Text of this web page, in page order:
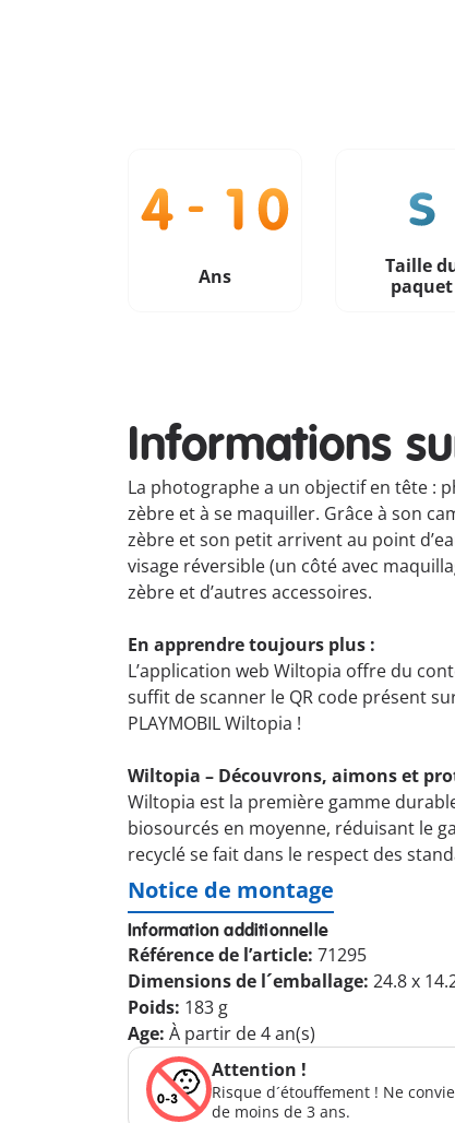
Ans
Taille
paquet
Informations
La photographe a un objectif en tête :
zèbre et à se maquiller. Grâce à son
zèbre et son petit arrivent au point
visage réversible (un côté avec
zèbre et d’autres accessoires.
En apprendre toujours plus :
L’application web Wiltopia offre du
suffit de scanner le QR code présent
PLAYMOBIL Wiltopia !
Wiltopia – Découvrons, aimons et
Wiltopia est la première gamme
biosourcés en moyenne, réduisant le
recyclé se fait dans le respect des
Notice de montage
Information additionnelle
Référence de l’article: 71295
Dimensions de l´emballage: 24.8 x
Poids: 183 g
Age: À partir de 4 an(s)
Attention !
Risque d´étouffement ! Ne
de moins de 3 ans.